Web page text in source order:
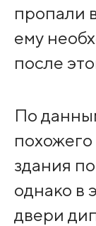
пропали
ему
после
По
здания
однако в
двери